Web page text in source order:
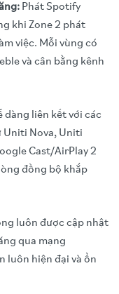
Phát Spotify
khi Zone 2 phát
việc. Mỗi vùng có
và cân bằng kênh
dàng liên kết với các
Uniti Nova, Uniti
Cast/AirPlay 2
đồng bộ khắp
luôn được cập nhật
qua mạng
luôn hiện đại và ổn